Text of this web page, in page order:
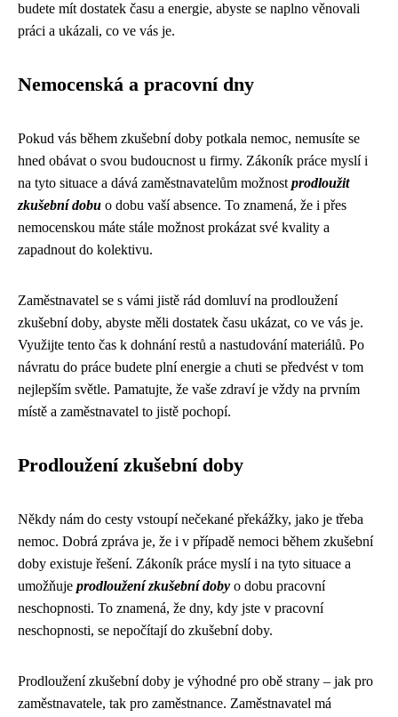
budete mít dostatek času a energie, abyste se naplno věnovali
práci a ukázali, co ve vás je.
Nemocenská a pracovní dny
Pokud vás během zkušební doby potkala nemoc, nemusíte se
hned obávat o svou budoucnost u firmy. Zákoník práce myslí i
na tyto situace a dává zaměstnavatelům možnost prodloužit
zkušební dobu o dobu vaší absence. To znamená, že i přes
nemocenskou máte stále možnost prokázat své kvality a
zapadnout do kolektivu.
Zaměstnavatel se s vámi jistě rád domluví na prodloužení
zkušební doby, abyste měli dostatek času ukázat, co ve vás je.
Využijte tento čas k dohnání restů a nastudování materiálů. Po
návratu do práce budete plní energie a chuti se předvést v tom
nejlepším světle. Pamatujte, že vaše zdraví je vždy na prvním
místě a zaměstnavatel to jistě pochopí.
Prodloužení zkušební doby
Někdy nám do cesty vstoupí nečekané překážky, jako je třeba
nemoc. Dobrá zpráva je, že i v případě nemoci během zkušební
doby existuje řešení. Zákoník práce myslí i na tyto situace a
umožňuje prodloužení zkušební doby o dobu pracovní
neschopnosti. To znamená, že dny, kdy jste v pracovní
neschopnosti, se nepočítají do zkušební doby.
Prodloužení zkušební doby je výhodné pro obě strany – jak pro
zaměstnavatele, tak pro zaměstnance. Zaměstnavatel má